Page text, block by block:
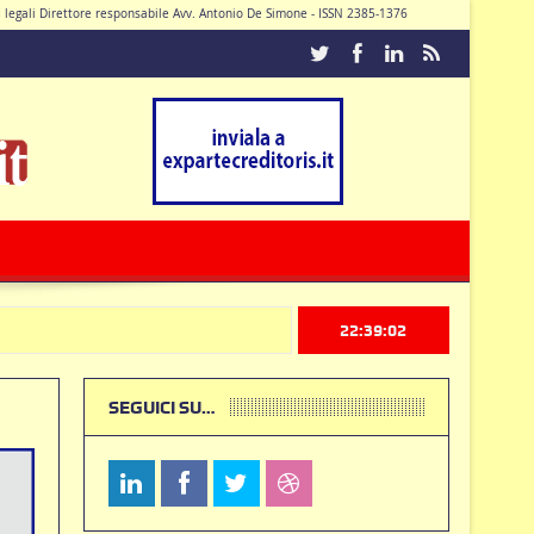
Direttore responsabile Avv. Antonio De Simone - ISSN 2385-1376
22:39:03
SEGUICI SU…